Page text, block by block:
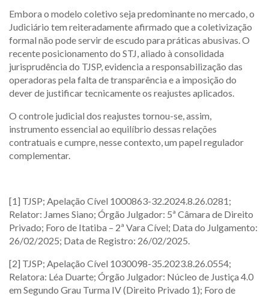
Embora o modelo coletivo seja predominante no mercado, o
Judiciário tem reiteradamente afirmado que a coletivização
formal não pode servir de escudo para práticas abusivas. O
recente posicionamento do STJ, aliado à consolidada
jurisprudência do TJSP, evidencia a responsabilização das
operadoras pela falta de transparência e a imposição do
dever de justificar tecnicamente os reajustes aplicados.
O controle judicial dos reajustes tornou-se, assim,
instrumento essencial ao equilíbrio dessas relações
contratuais e cumpre, nesse contexto, um papel regulador
complementar.
[1] TJSP; Apelação Cível 1000863-32.2024.8.26.0281;
Relator: James Siano; Órgão Julgador: 5ª Câmara de Direito
Privado; Foro de Itatiba – 2ª Vara Cível; Data do Julgamento:
26/02/2025; Data de Registro: 26/02/2025.
[2] TJSP; Apelação Cível 1030098-35.2023.8.26.0554;
Relatora: Léa Duarte; Órgão Julgador: Núcleo de Justiça 4.0
em Segundo Grau Turma IV (Direito Privado 1); Foro de